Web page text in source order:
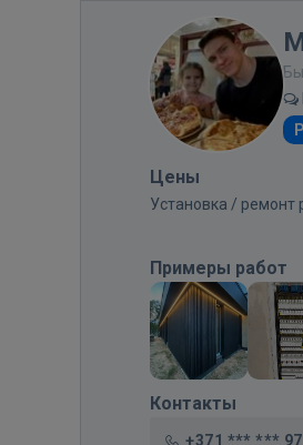
Цены
Установка / ремонт
Примеры работ
Контакты
+371 *** *** 97